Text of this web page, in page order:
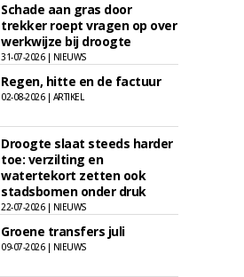
Schade aan gras door
trekker roept vragen op over
werkwijze bij droogte
31-07-2026 | NIEUWS
Regen, hitte en de factuur
02-08-2026 | ARTIKEL
Droogte slaat steeds harder
toe: verzilting en
watertekort zetten ook
stadsbomen onder druk
22-07-2026 | NIEUWS
Groene transfers juli
09-07-2026 | NIEUWS